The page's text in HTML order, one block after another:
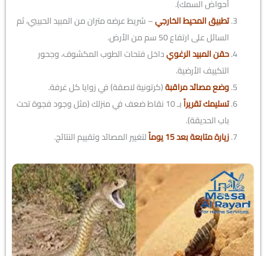
أحواض السمك).
تطبيق المحيط الخارجي– شريط عرضه متران من المبيد الحبيبي، ثم
السائل على ارتفاع 50 سم من الأرض.
حقن المبيد الرغويداخل فتحات الطوب المكشوف، وجحور
التكييف الأرضية.
وضع مصائد مراقبة(كرتونية لاصقة) في زوايا كل غرفة.
تسليمك تقريراً
بـ 10 نقاط ضعف في منزلك (مثل وجود فجوة تحت
باب الحديقة).
زيارة متابعة بعد 15 يوماً
لتغيير المصائد وتقييم النتائج.